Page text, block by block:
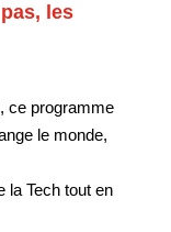
les
ce programme
le monde,
la Tech tout en